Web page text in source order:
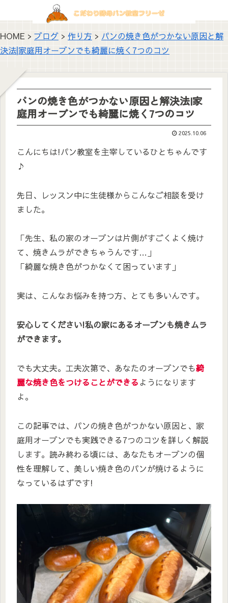
HOME > ブログ > 作り方 > パンの焼き色がつかない原因と解
決法|家庭用オーブンでも綺麗に焼く7つのコツ
パンの焼き色がつかない原因と解決法|家
庭用オーブンでも綺麗に焼く7つのコツ
2025.10.06
こんにちは!パン教室を主宰しているひとちゃんです
♪
先日、レッスン中に生徒様からこんなご相談を受け
ました。
「先生、私の家のオーブンは片側がすごくよく焼け
て、焼きムラができちゃうんです…」
「綺麗な焼き色がつかなくて困っています」
実は、こんなお悩みを持つ方、とても多いんです。
安心してください!私の家にあるオーブンも焼きムラ
ができます。
でも大丈夫。工夫次第で、あなたのオーブンでも綺
麗な焼き色をつけることができる ようになります
よ。
この記事では、パンの焼き色がつかない原因と、家
庭用オーブンでも実践できる7つのコツを詳しく解説
します。読み終わる頃には、あなたもオーブンの個
性を理解して、美しい焼き色のパンが焼けるように
なっているはずです!